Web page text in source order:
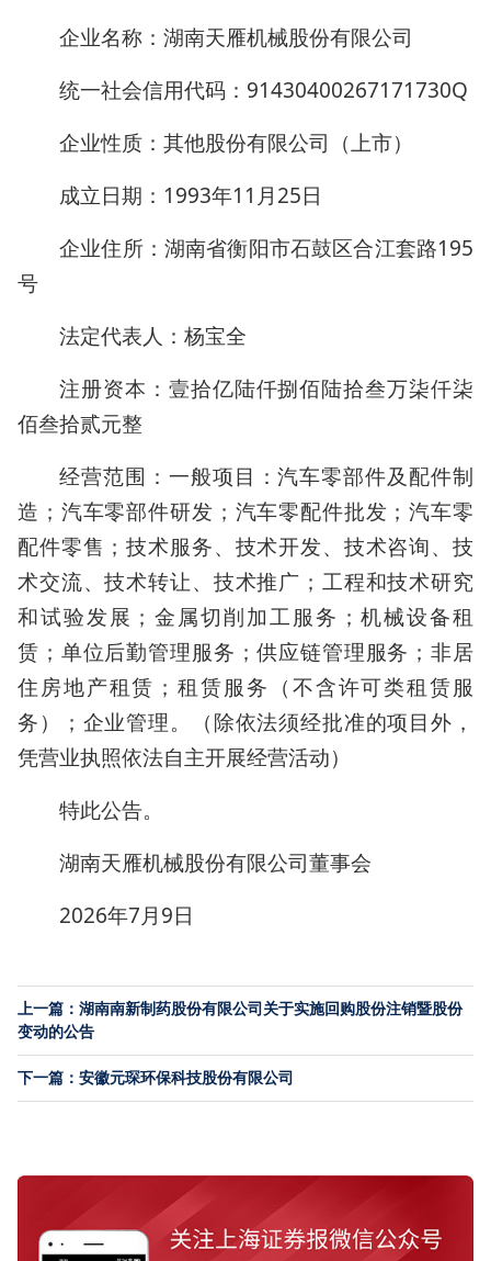
企业名称：湖南天雁机械股份有限公司
统一社会信用代码：91430400267171730Q
企业性质：其他股份有限公司（上市）
成立日期：1993年11月25日
企业住所：湖南省衡阳市石鼓区合江套路195
号
法定代表人：杨宝全
注册资本：壹拾亿陆仟捌佰陆拾叁万柒仟柒
佰叁拾贰元整
经营范围：一般项目：汽车零部件及配件制
造；汽车零部件研发；汽车零配件批发；汽车零
配件零售；技术服务、技术开发、技术咨询、技
术交流、技术转让、技术推广；工程和技术研究
和试验发展；金属切削加工服务；机械设备租
赁；单位后勤管理服务；供应链管理服务；非居
住房地产租赁；租赁服务（不含许可类租赁服
务）；企业管理。（除依法须经批准的项目外，
凭营业执照依法自主开展经营活动）
特此公告。
湖南天雁机械股份有限公司董事会
2026年7月9日
上一篇：湖南南新制药股份有限公司关于实施回购股份注销暨股份
变动的公告
下一篇：安徽元琛环保科技股份有限公司